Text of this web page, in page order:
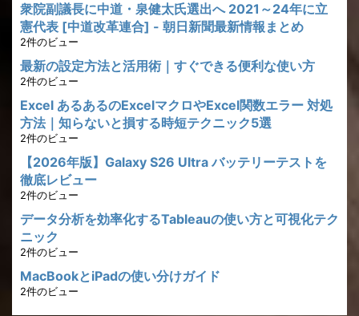
衆院副議長に中道・泉健太氏選出へ 2021～24年に立
憲代表 [中道改革連合] - 朝日新聞最新情報まとめ
2件のビュー
最新の設定方法と活用術｜すぐできる便利な使い方
2件のビュー
Excel あるあるのExcelマクロやExcel関数エラー 対処
方法｜知らないと損する時短テクニック5選
2件のビュー
【2026年版】Galaxy S26 Ultra バッテリーテストを
徹底レビュー
2件のビュー
データ分析を効率化するTableauの使い方と可視化テク
ニック
2件のビュー
MacBookとiPadの使い分けガイド
2件のビュー